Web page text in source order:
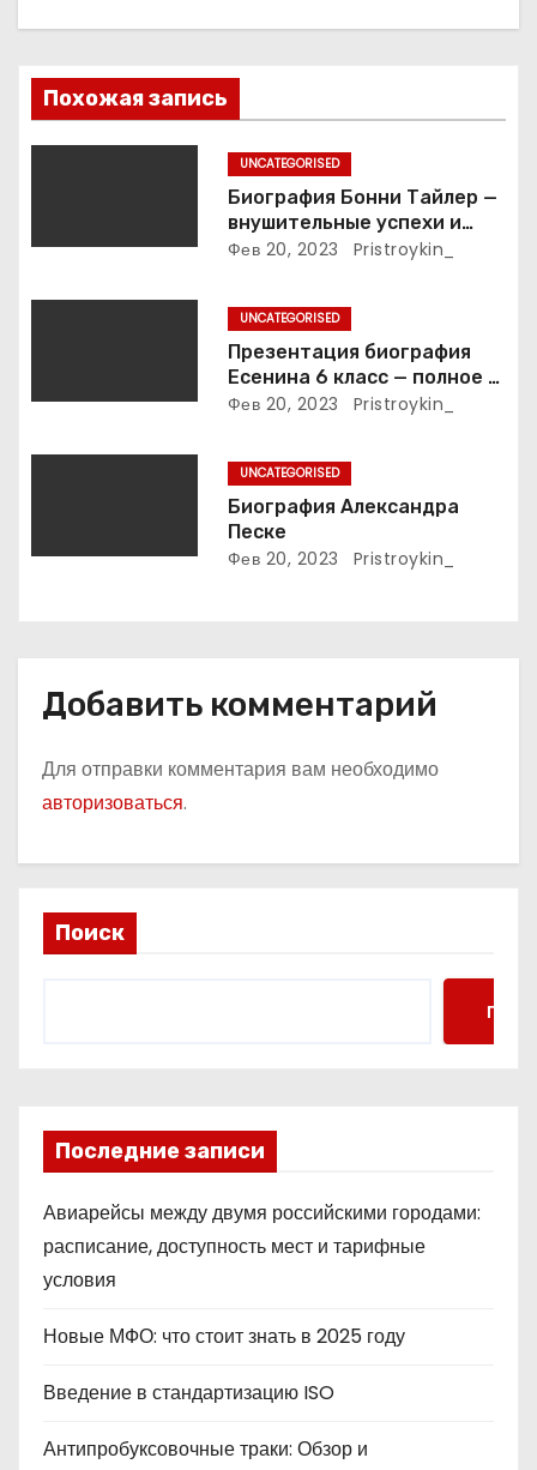
з
а
и
с
м
Похожая запись
UNCATEGORISED
Биография Бонни Тайлер —
внушительные успехи и
интимные подробности
Фев 20, 2023 Pristroykin_
UNCATEGORISED
Презентация биография
Есенина 6 класс — полное и
подробное описание жизни
Фев 20, 2023 Pristroykin_
UNCATEGORISED
Биография Александра
Песке
Фев 20, 2023 Pristroykin_
Добавить комментарий
Для отправки комментария вам необходимо
авторизоваться.
Поиск
Поиск
Последние записи
Авиарейсы между двумя российскими городами:
расписание, доступность мест и тарифные
условия
Новые МФО: что стоит знать в 2025 году
Введение в стандартизацию ISO
Антипробуксовочные траки: Обзор и